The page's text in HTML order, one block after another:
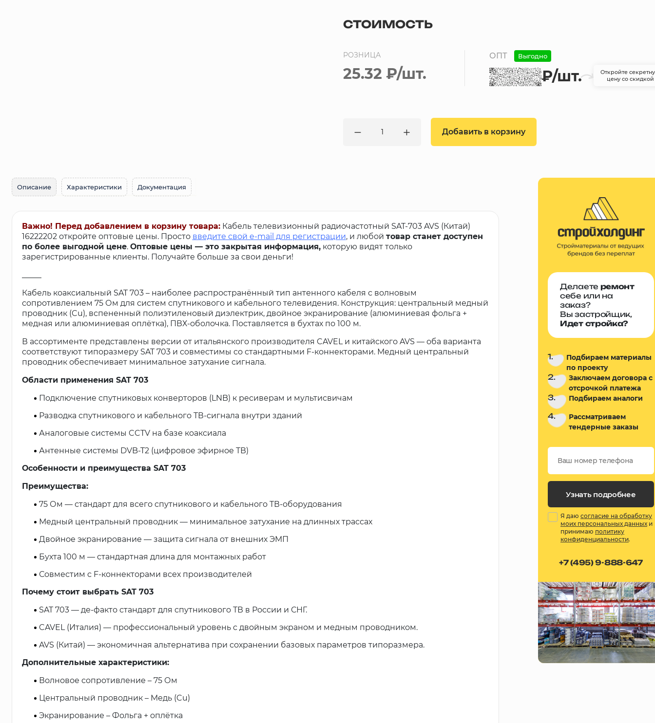
СТОИМОСТЬ
РОЗНИЦА
25.32 ₽/шт.
ОПТ Выгодно
₽/шт.
Откройте
цену со скидкой
Добавить в корзину
Описание Характеристики Документация
Важно! Перед добавлением в корзину товара: Кабель телевизионный радиочастотный SAT-703 AVS (Китай)
16222202 откройте оптовые цены. Просто введите свой e-mail для регистрации, и любой товар станет доступен
по более выгодной цене. Оптовые цены — это закрытая информация,которую видят только
зарегистрированные клиенты. Получайте больше за свои деньги!
Кабель коаксиальный SAT 703 – наиболее распространённый тип антенного кабеля с волновым
сопротивлением 75 Ом для систем спутникового и кабельного телевидения. Конструкция: центральный медный
проводник (Cu), вспененный полиэтиленовый диэлектрик, двойное экранирование (алюминиевая фольга +
медная или алюминиевая оплётка), ПВХ-оболочка. Поставляется в бухтах по 100 м.
В ассортименте представлены версии от итальянского производителя CAVEL и китайского AVS — оба варианта
соответствуют типоразмеру SAT 703 и совместимы со стандартными F-коннекторами. Медный центральный
проводник обеспечивает минимальное затухание сигнала.
Области применения SAT 703
Подключение спутниковых конверторов (LNB) к ресиверам и мультисвичам
Разводка спутникового и кабельного ТВ-сигнала внутри зданий
Аналоговые системы CCTV на базе коаксиала
Антенные системы DVB-T2 (цифровое эфирное ТВ)
Особенности и преимущества SAT 703
Преимущества:
75 Ом — стандарт для всего спутникового и кабельного ТВ-оборудования
Медный центральный проводник — минимальное затухание на длинных трассах
Двойное экранирование — защита сигнала от внешних ЭМП
Бухта 100 м — стандартная длина для монтажных работ
Совместим с F-коннекторами всех производителей
Почему стоит выбрать SAT 703
SAT 703 — де-факто стандарт для спутникового ТВ в России и СНГ.
CAVEL (Италия) — профессиональный уровень с двойным экраном и медным проводником.
AVS (Китай) — экономичная альтернатива при сохранении базовых параметров типоразмера.
Дополнительные характеристики:
Волновое сопротивление – 75 Ом
Центральный проводник – Медь (Cu)
Экранирование – Фольга + оплётка
Делаете ремонт
себе или на
заказ?
Вы застройщик,
Идет стройка?
1.
Подбираем материалы
по проекту
2.
Заключаем договора с
отсрочкой платежа
3. Подбираем аналоги
4.
Рассматриваем
тендерные заказы
Узнать подробнее
Я даю согласие на обработку
моих персональных данных и
принимаю политику
конфиденциальности.
+7 (495) 9-888-647